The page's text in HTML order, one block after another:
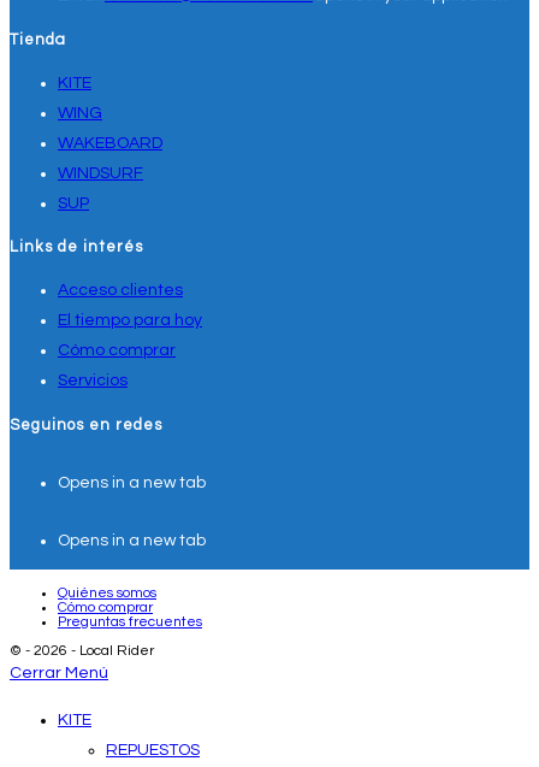
Tienda
KITE
WING
WAKEBOARD
WINDSURF
SUP
Links de interés
Acceso clientes
El tiempo para hoy
Cómo comprar
Servicios
Seguinos en redes
Opens in a new tab
Opens in a new tab
Quiénes somos
Cómo comprar
Preguntas frecuentes
© - 2026 - Local Rider
Cerrar Menú
KITE
REPUESTOS